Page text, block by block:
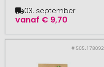
vanaf € 9,70
03. september
# 505.178092